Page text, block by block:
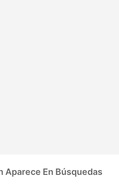
Aparece En Búsquedas